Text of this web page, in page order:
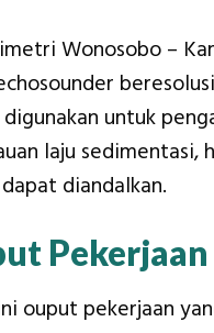
Wonosobo –
digunakan untuk
laju sedimentasi,
diandalkan.
Pekerjaan
ouput pekerjaan